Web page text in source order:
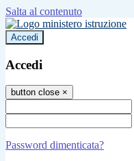
Salta al contenuto
Accedi
Accedi
button close ×
Password dimenticata?